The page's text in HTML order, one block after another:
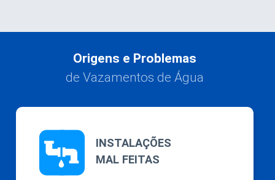
Origens e Problemas
de Vazamentos de Água
INSTALAÇÕES
MAL FEITAS